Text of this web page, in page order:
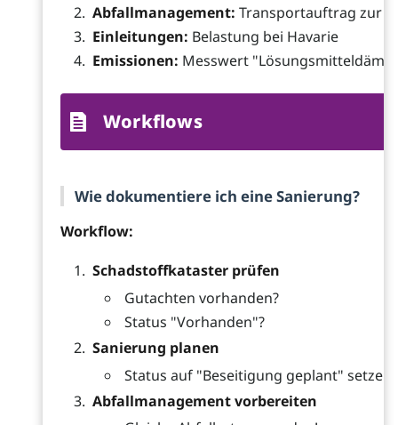
Abfallmanagement: Transportauftrag zur
Einleitungen: Belastung bei Havarie
Emissionen: Messwert
Workflows
Wie dokumentiere ich eine Sanierung?
Workflow:
Schadstoffkataster prüfen
Gutachten vorhanden?
Status "Vorhanden"?
Sanierung planen
Status auf "Beseitigung geplant" setzen
Abfallmanagement vorbereiten